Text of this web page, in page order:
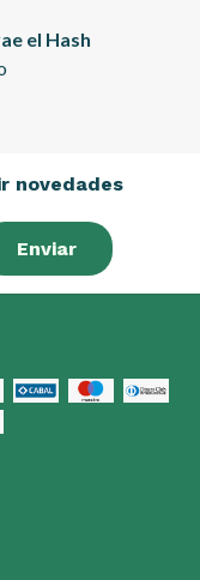
el Hash
novedades
Enviar